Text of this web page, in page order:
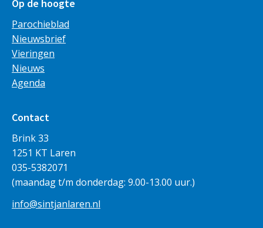
Op de hoogte
Parochieblad
Nieuwsbrief
Vieringen
Nieuws
Agenda
Contact
Brink 33
1251 KT Laren
035-5382071
(maandag t/m donderdag: 9.00-13.00 uur.)
info@sintjanlaren.nl